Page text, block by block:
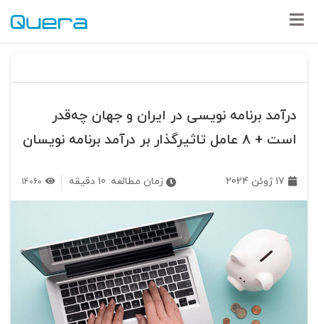
درآمد برنامه نویسی در ایران و جهان چه‌قدر
است + 8 عامل تاثیرگذار بر درآمد برنامه نویسان
17 ژوئن 2024 زمان مطالعه: 10 دقیقه 14060